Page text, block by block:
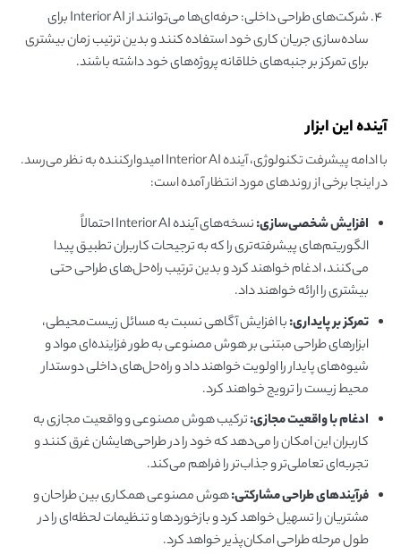
شرکت‌های طراحی داخلی: حرفه‌ای‌ها می‌توانند از Interior AI برای
ساده‌سازی جریان کاری خود استفاده کنند و بدین ترتیب زمان بیشتری
برای تمرکز بر جنبه‌های خلاقانه پروژه‌های خود داشته باشند.
آینده این ابزار
با ادامه پیشرفت تکنولوژی، آینده Interior AI امیدوارکننده به نظر می‌رسد.
در اینجا برخی از روندهای مورد انتظار آمده است:
افزایش شخصی‌سازی:
نسخه‌های آینده Interior AI احتمالاً
الگوریتم‌های پیشرفته‌تری را که به ترجیحات کاربران تطبیق پیدا
می‌کنند، ادغام خواهند کرد و بدین ترتیب راه‌حل‌های طراحی حتی
بیشتری را ارائه خواهند داد.
تمرکز بر پایداری:با افزایش آگاهی نسبت به مسائل زیست‌محیطی،
ابزارهای طراحی مبتنی بر هوش مصنوعی به طور فزاینده‌ای مواد و
شیوه‌های پایدار را اولویت خواهند داد و راه‌حل‌های داخلی دوستدار
محیط زیست را ترویج خواهند کرد.
ادغام با واقعیت مجازی:ترکیب هوش مصنوعی و واقعیت مجازی به
کاربران این امکان را می‌دهد که خود را در طراحی‌هایشان غرق کنند و
تجربه‌ای تعاملی‌تر و جذاب‌تر را فراهم می‌کند.
فرآیندهای طراحی مشارکتی:هوش مصنوعی همکاری بین طراحان و
مشتریان را تسهیل خواهد کرد و بازخوردها و تنظیمات لحظه‌ای را در
طول مرحله طراحی امکان‌پذیر خواهد کرد.